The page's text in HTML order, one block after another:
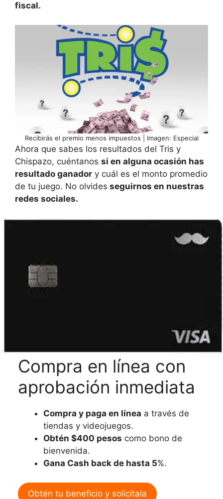
fiscal.
Recibirás el premio menos impuestos | Imagen: Especial
Ahora que sabes los resultados del Tris y
Chispazo, cuéntanos si en alguna ocasión has
resultado ganador y cuál es el monto promedio
de tu juego. No olvides seguirnos en nuestras
redes sociales.
Compra en línea con
aprobación inmediata
Compra y paga en línea a través de
tiendas y videojuegos.
Obtén $400 pesos como bono de
bienvenida.
Gana Cash back de hasta 5%.
Obtén tu beneficio y solicítala